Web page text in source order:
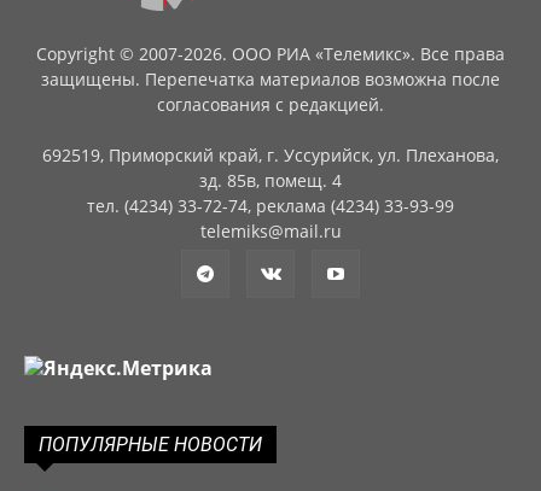
Copyright © 2007-2026. ООО РИА «Телемикс». Все права
защищены. Перепечатка материалов возможна после
согласования с редакцией.
692519, Приморский край, г. Уссурийск, ул. Плеханова,
зд. 85в, помещ. 4
тел. (4234) 33-72-74, реклама (4234) 33-93-99
telemiks@mail.ru
ПОПУЛЯРНЫЕ НОВОСТИ